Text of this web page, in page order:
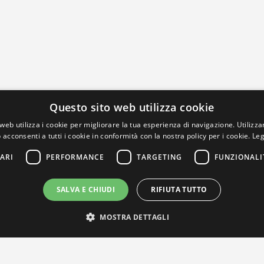
Questo sito web utilizza cookie
utilizza i cookie per migliorare la tua esperienza di navigazione.
acconsenti a tutti i cookie in conformità con la nostra policy per i cookie.
PERFORMANCE TARGETING
SALVA E CHIUDI RIFIUTA TUTTO
MOSTRA DETTAGLI